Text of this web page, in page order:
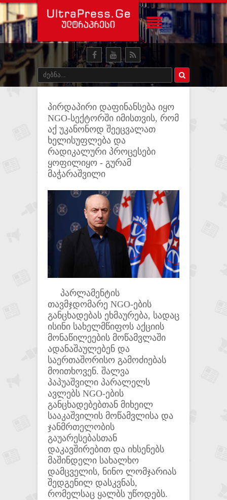
პირდაპირი დაფინანსება იყო
NGO-სექტორში იმისთვის, რომ
აქ უკანონოდ შეეცვალათ
ხელისუფლება და
რადიკალური პროცესები
ყოფილიყო - გურამ
მაჭარაშვილი
პარლამენტის
თავმჯდომარე NGO-ების
განცხადებას ეხმაურება, სადაც
ისინი სახელმწიფოს აქციის
მონაწილეების მოწამვლაში
ადანაშაულებენ და
საერთაშორისო გამოძიებას
მოითხოვენ. შალვა
პაპუაშვილი პარალელს
ავლებს NGO-ების
განცხადებებთან მიხეილ
სააკაშვილის მოწამვლისა და
ჯანმრთელობის
გაუარესებასთან
დაკავშირებით და იხსენებს
მაშინდელი სახალხო
დამცველის, ნინო ლომჯარიას
შედგენილ დასკვნას,
რომელსაც ყალბს უწოდებს.